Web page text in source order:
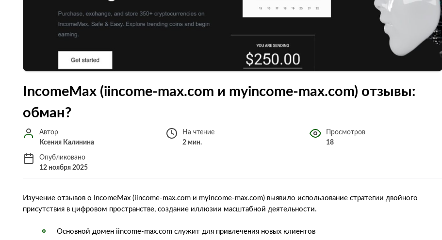
IncomeMax (iincome-max.com и myincome-max.com) отзывы:
обман?
Автор
Ксения Калинина
На чтение
2 мин.
Просмотров
18
Опубликовано
12 ноября 2025
Изучение отзывов о IncomeMax (iincome-max.com и myincome-max.com) выявило использование стратегии двойного
присутствия в цифровом пространстве, создание иллюзии масштабной деятельности.
Основной домен iincome-max.com служит для привлечения новых клиентов